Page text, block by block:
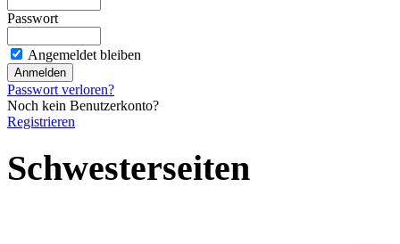
Passwort
Angemeldet bleiben
Passwort verloren?
Noch kein Benutzerkonto?
Registrieren
Schwesterseiten